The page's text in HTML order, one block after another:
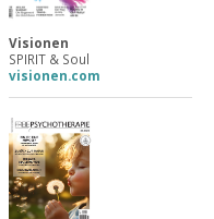
Visionen
SPIRIT & Soul
visionen.com